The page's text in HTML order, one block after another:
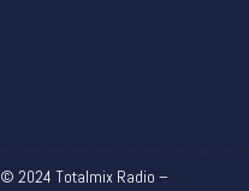
© 2024 Totalmix Radio –